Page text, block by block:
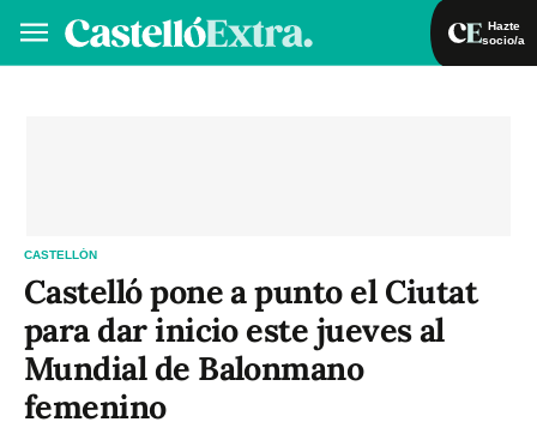
Hazte
socio/a
CASTELLÓN
Castelló pone a punto el Ciutat
para dar inicio este jueves al
Mundial de Balonmano
femenino